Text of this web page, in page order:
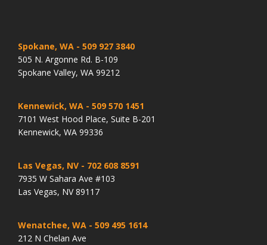
Spokane, WA - 509 927 3840
505 N. Argonne Rd. B-109
Spokane Valley, WA 99212
Kennewick, WA - 509 570 1451
7101 West Hood Place, Suite B-201
Kennewick, WA 99336
Las Vegas, NV - 702 608 8591
7935 W Sahara Ave #103
Las Vegas, NV 89117
Wenatchee, WA - 509 495 1614
212 N Chelan Ave